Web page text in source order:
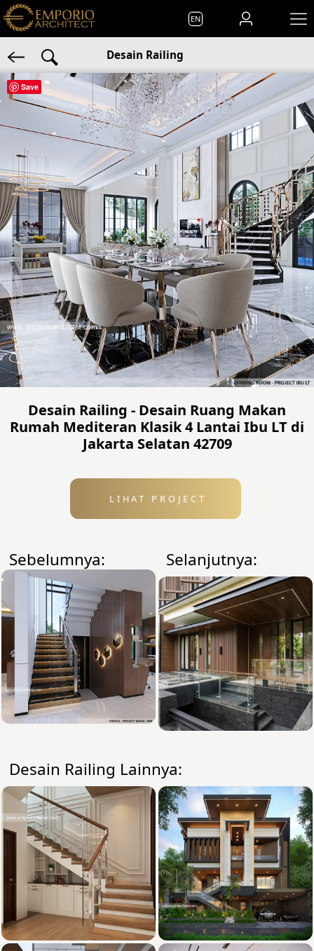
EN
Desain Railing
Desain Railing - Desain Ruang Makan
Rumah Mediteran Klasik 4 Lantai Ibu LT di
Jakarta Selatan 42709
LIHAT PROJECT
Sebelumnya: Selanjutnya:
Desain Railing Lainnya:
Save